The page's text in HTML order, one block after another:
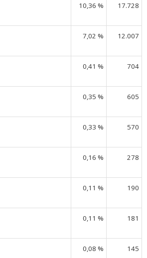
10,36 % 17.728
7,02 % 12.007
0,41 % 704
0,35 % 605
0,33 % 570
0,16 % 278
0,11 % 190
0,11 % 181
0,08 % 145